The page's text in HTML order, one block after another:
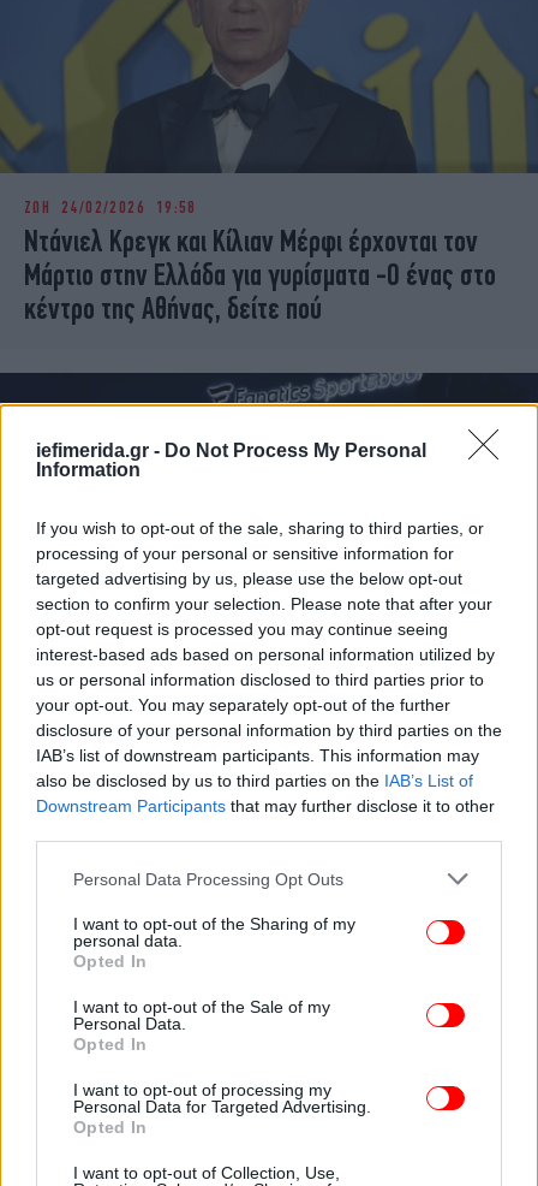
iefimerida.gr - Do Not Process My Personal
Information
If you wish to opt-out of the sale, sharing to third parties, or
processing of your personal or sensitive information for
targeted advertising by us, please use the below opt-out
section to confirm your selection. Please note that after your
opt-out request is processed you may continue seeing
interest-based ads based on personal information utilized by
us or personal information disclosed to third parties prior to
your opt-out. You may separately opt-out of the further
disclosure of your personal information by third parties on the
IAB’s list of downstream participants. This information may
also be disclosed by us to third parties on the IAB’s List of
Downstream Participants that may further disclose it to other
Please note that this website/app uses one or more Google
not limited to your visit or usage behaviour. You may click to
grant or deny consent to Google and its third-party tags to
use your data for below specified purposes in below Google
consent section.
Personal Data Processing Opt Outs
I want to opt-out of the Sharing of my
personal data.
Opted In
I want to opt-out of the Sale of my
Personal Data.
Opted In
I want to opt-out of processing my
Personal Data for Targeted Advertising.
Opted In
I want to opt-out of Collection, Use,
ΖΩΗ 24/02/2026 19:58
Ντάνιελ Κρεγκ και Κίλιαν Μέρφι έρχονται τον
Μάρτιο στην Ελλάδα για γυρίσματα -Ο ένας στο
κέντρο της Αθήνας, δείτε πού
ΖΩΗ 22/02/2026 08:27
Ζευγάρια-θρύλοι που δεν φωτογραφίζονται ποτέ
μαζί -Οι σπάνιες κοινές φωτό τους
ΓΥΝΑΙΚΑ 09/10/2025 13:41
Η αλλαγή στα μαλλιά του Ντάνιελ Κρεγκ που
θύμισε παλιό Χόλιγουντ [εικόνες]